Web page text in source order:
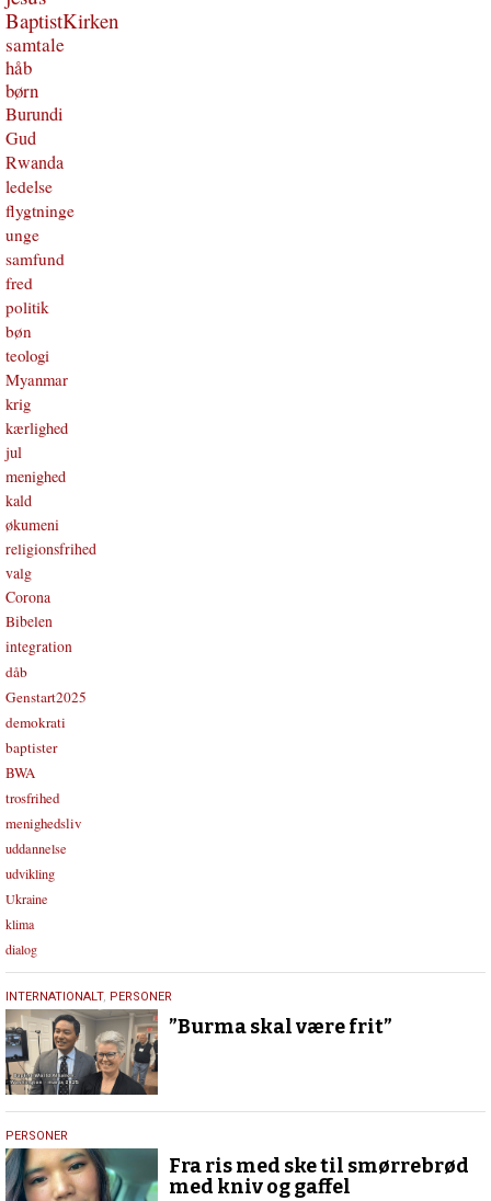
BaptistKirken
samtale
håb
børn
Burundi
Gud
Rwanda
ledelse
flygtninge
unge
samfund
fred
politik
bøn
teologi
Myanmar
krig
kærlighed
jul
menighed
kald
økumeni
religionsfrihed
valg
Corona
Bibelen
integration
dåb
Genstart2025
demokrati
baptister
BWA
trosfrihed
menighedsliv
uddannelse
udvikling
Ukraine
klima
dialog
9.
marts
2025
INTERNATIONALT, PERSONER
”Burma skal være frit”
16.
oktober
2023
PERSONER
Fra ris med ske til smørrebrød
med kniv og gaffel